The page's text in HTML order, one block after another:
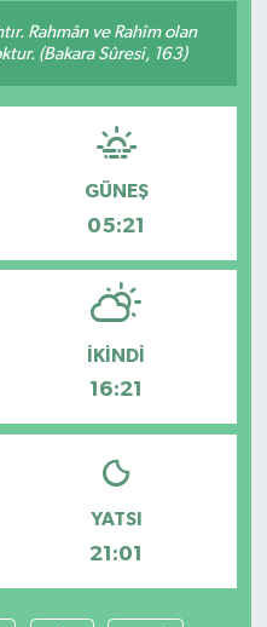
Rahmân ve Rahîm olan
(Bakara Sûresi, 163)
GÜNEŞ
05:21
İKINDI
16:21
YATSI
21:01